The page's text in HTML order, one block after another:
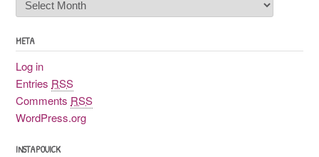
poussiéreuses
META
Log in
Entries RSS
Comments RSS
WordPress.org
INSTAPOUICK